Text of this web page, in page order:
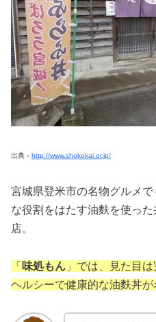
出典－ http://www.shokokai.or.jp/
宮城県登米市の名物グルメ
な役割をはたす油麩を使っ
店。
「 味処もん 」では、見た目
ヘルシーで健康的な油麩丼が